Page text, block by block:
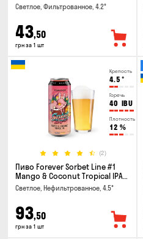
Светлое, Фильтрованное, 4.2°
43,50
грн за 1 шт
Крепость
4.5 °
Горечь
40 IBU
Плотность
12 %
(2)
Пиво Forever Sorbet Line #1
Mango & Coconut Tropical IPA
0.5л
Светлое, Нефильтрованное, 4.5°
93,50
грн за 1 шт